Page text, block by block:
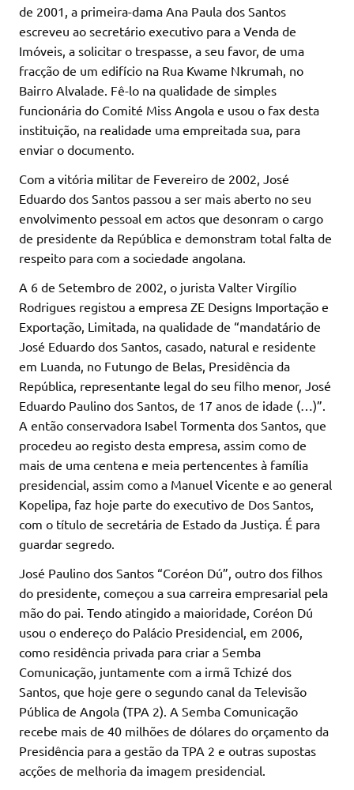
de 2001, a primeira-dama Ana Paula dos Santos
escreveu ao secretário executivo para a Venda de
Imóveis, a solicitar o trespasse, a seu favor, de uma
fracção de um edifício na Rua Kwame Nkrumah, no
Bairro Alvalade. Fê-lo na qualidade de simples
funcionária do Comité Miss Angola e usou o fax desta
instituição, na realidade uma empreitada sua, para
enviar o documento.
Com a vitória militar de Fevereiro de 2002, José
Eduardo dos Santos passou a ser mais aberto no seu
envolvimento pessoal em actos que desonram o cargo
de presidente da República e demonstram total falta de
respeito para com a sociedade angolana.
A 6 de Setembro de 2002, o jurista Valter Virgílio
Rodrigues registou a empresa ZE Designs Importação e
Exportação, Limitada, na qualidade de “mandatário de
José Eduardo dos Santos, casado, natural e residente
em Luanda, no Futungo de Belas, Presidência da
República, representante legal do seu filho menor, José
Eduardo Paulino dos Santos, de 17 anos de idade (…)”.
A então conservadora Isabel Tormenta dos Santos, que
procedeu ao registo desta empresa, assim como de
mais de uma centena e meia pertencentes à família
presidencial, assim como a Manuel Vicente e ao general
Kopelipa, faz hoje parte do executivo de Dos Santos,
com o título de secretária de Estado da Justiça. É para
guardar segredo.
José Paulino dos Santos “Coréon Dú”, outro dos filhos
do presidente, começou a sua carreira empresarial pela
mão do pai. Tendo atingido a maioridade, Coréon Dú
usou o endereço do Palácio Presidencial, em 2006,
como residência privada para criar a Semba
Comunicação, juntamente com a irmã Tchizé dos
Santos, que hoje gere o segundo canal da Televisão
Pública de Angola (TPA 2). A Semba Comunicação
recebe mais de 40 milhões de dólares do orçamento da
Presidência para a gestão da TPA 2 e outras supostas
acções de melhoria da imagem presidencial.